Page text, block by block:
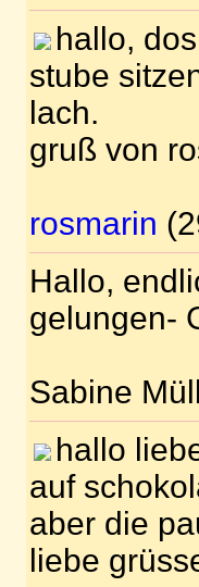
hallo,
stube
lach.
gruß von
rosmarin
Hallo,
gelungen-
Sabine
hallo
auf
aber die
liebe